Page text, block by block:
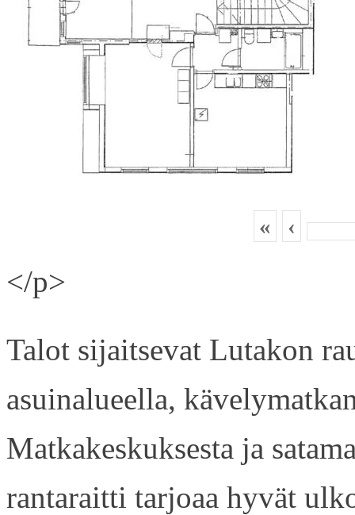
« ‹
</p>
Talot sijaitsevat Lutakon
asuinalueella,
Matkakeskuksesta ja
rantaraitti tarjoaa hyvät